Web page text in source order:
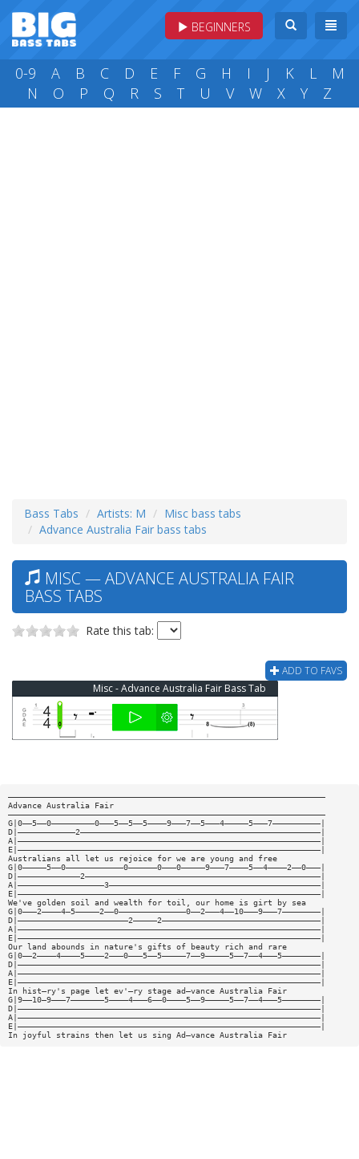
BEGINNERS
0-9 A B C D E F G H I J K L
M
N
O P Q R S T U V W X Y Z
Bass Tabs Artists: M
Misc bass tabs
Advance Australia Fair bass tabs
MISC — ADVANCE AUSTRALIA FAIR
BASS TABS
Rate this tab:
ADD TO FAVS
Misc - Advance Australia Fair Bass Tab
——————————————————————————————————————————————————————————————————
Advance Australia Fair
——————————————————————————————————————————————————————————————————
G|0——5——0—————————0———5——5——5————9———7——5———4—————5———7——————————|
D|————————————2——————————————————————————————————————————————————|
A|———————————————————————————————————————————————————————————————|
E|———————————————————————————————————————————————————————————————|
Australians all let us rejoice for we are young and free
G|0—————5——0————————————0——————0———0—————9———7————5——4————2——0———|
D|—————————————2—————————————————————————————————————————————————|
A|——————————————————3————————————————————————————————————————————|
E|———————————————————————————————————————————————————————————————|
We've golden soil and wealth for toil, our home is girt by sea
G|0———2————4—5—————2——0——————————————0——2———4——10———9———7————————|
D|———————————————————————2—————2—————————————————————————————————|
A|———————————————————————————————————————————————————————————————|
E|———————————————————————————————————————————————————————————————|
Our land abounds in nature's gifts of beauty rich and rare
G|0——2————4————5————2———0———5——5—————7——9—————5——7——4———5————————|
D|———————————————————————————————————————————————————————————————|
A|———————————————————————————————————————————————————————————————|
E|———————————————————————————————————————————————————————————————|
In hist—ry's page let ev'—ry stage ad—vance Australia Fair
G|9——10—9———7———————5————4———6——0————5——9—————5——7——4———5————————|
D|———————————————————————————————————————————————————————————————|
A|———————————————————————————————————————————————————————————————|
E|———————————————————————————————————————————————————————————————|
In joyful strains then let us sing Ad—vance Australia Fair